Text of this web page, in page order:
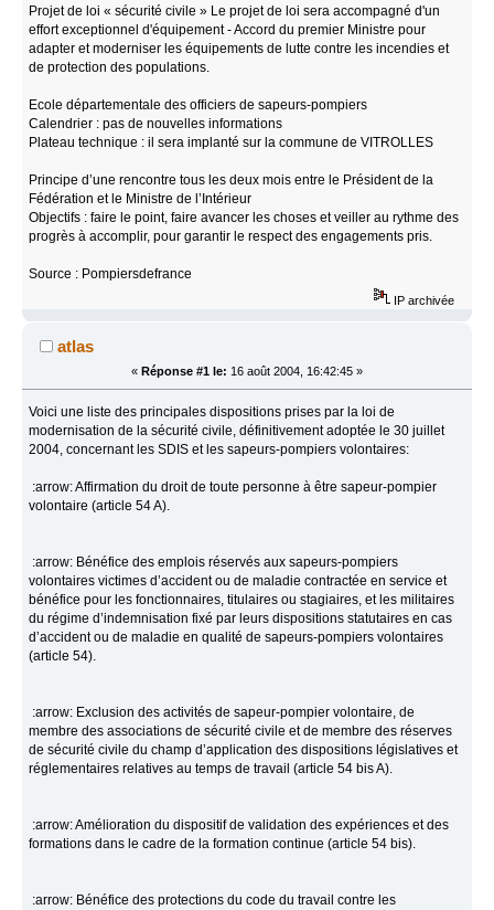
Projet de loi « sécurité civile » Le projet de loi sera accompagné d'un
effort exceptionnel d'équipement - Accord du premier Ministre pour
adapter et moderniser les équipements de lutte contre les incendies et
de protection des populations.
Ecole départementale des officiers de sapeurs-pompiers
Calendrier : pas de nouvelles informations
Plateau technique : il sera implanté sur la commune de VITROLLES
Principe d’une rencontre tous les deux mois entre le Président de la
Fédération et le Ministre de l’Intérieur
Objectifs : faire le point, faire avancer les choses et veiller au rythme des
progrès à accomplir, pour garantir le respect des engagements pris.
Source : Pompiersdefrance
IP archivée
atlas
« Réponse #1 le: 16 août 2004, 16:42:45 »
Voici une liste des principales dispositions prises par la loi de
modernisation de la sécurité civile, définitivement adoptée le 30 juillet
2004, concernant les SDIS et les sapeurs-pompiers volontaires:
:arrow: Affirmation du droit de toute personne à être sapeur-pompier
volontaire (article 54 A).
:arrow: Bénéfice des emplois réservés aux sapeurs-pompiers
volontaires victimes d’accident ou de maladie contractée en service et
bénéfice pour les fonctionnaires, titulaires ou stagiaires, et les militaires
du régime d’indemnisation fixé par leurs dispositions statutaires en cas
d’accident ou de maladie en qualité de sapeurs-pompiers volontaires
(article 54).
:arrow: Exclusion des activités de sapeur-pompier volontaire, de
membre des associations de sécurité civile et de membre des réserves
de sécurité civile du champ d’application des dispositions législatives et
réglementaires relatives au temps de travail (article 54 bis A).
:arrow: Amélioration du dispositif de validation des expériences et des
formations dans le cadre de la formation continue (article 54 bis).
:arrow: Bénéfice des protections du code du travail contre les